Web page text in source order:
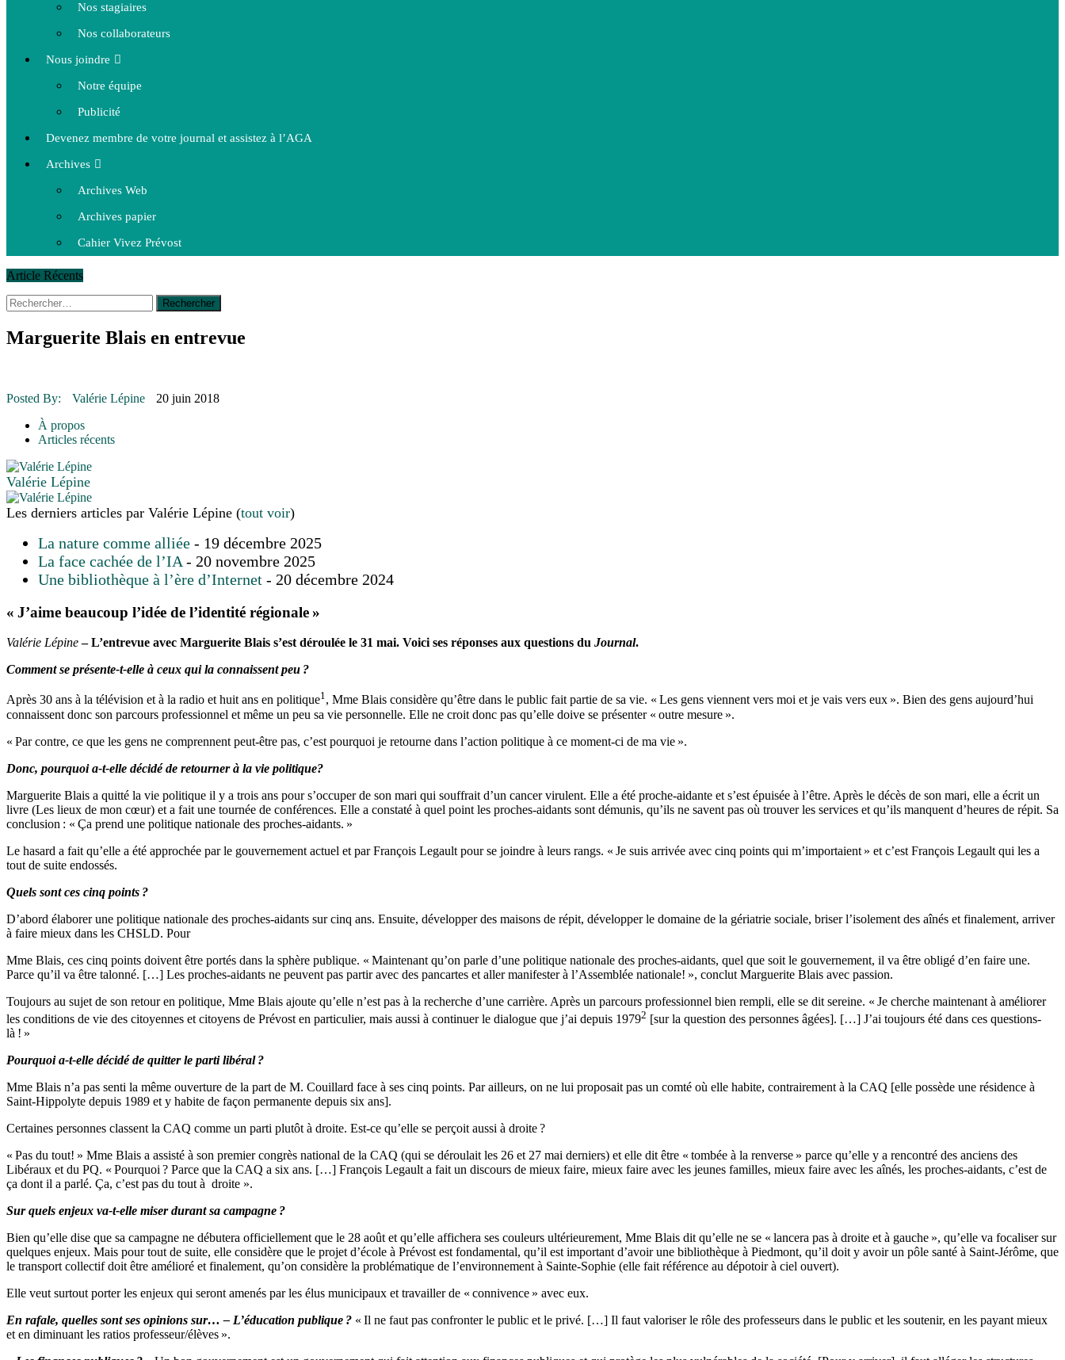
Nos stagiaires
Nos collaborateurs
Nous joindre
Notre équipe
Publicité
Devenez membre de votre journal et assistez à l’AGA
Archives
Archives Web
Archives papier
Cahier Vivez Prévost
Article Récents
16 juillet 2026
CULTURE
16 juillet 2026 | ENVIRONNEMENT
16 juillet 2026 | COMMUNAUTAIRE
30 juin 2015 | Fantaisie et créativité en mode jeunesse
16 juillet 2026
Rechercher :
Marguerite Blais en entrevue
Posted By: Valérie Lépine
20 juin 2018
À propos
Articles récents
Valérie Lépine
Les derniers articles par Valérie Lépine (tout voir)
La nature comme alliée - 19 décembre 2025
La face cachée de l’IA - 20 novembre 2025
Une bibliothèque à l’ère d’Internet - 20 décembre 2024
« J’aime beaucoup l’idée de l’identité régionale »
Valérie Lépine– L’entrevue avec Marguerite Blais s’est déroulée le 31 mai. Voici ses réponses aux questions du Journal.
Comment se présente-t-elle à ceux qui la connaissent peu ?
Après 30 ans à la télévision et à la radio et huit ans en politique1, Mme Blais considère qu’être dans le public fait partie de sa vie. « Les gens viennent vers moi et je vais vers eux ». Bien des gens aujourd’hui
connaissent donc son parcours professionnel et même un peu sa vie personnelle. Elle ne croit donc pas qu’elle doive se présenter « outre mesure ».
« Par contre, ce que les gens ne comprennent peut-être pas, c’est pourquoi je retourne dans l’action politique à ce moment-ci de ma vie ».
Donc, pourquoi a-t-elle décidé de retourner à la vie politique?
Marguerite Blais a quitté la vie politique il y a trois ans pour s’occuper de son mari qui souffrait d’un cancer virulent. Elle a été proche-aidante et s’est épuisée à l’être. Après le décès de son mari, elle a écrit un
livre (Les lieux de mon cœur) et a fait une tournée de conférences. Elle a constaté à quel point les proches-aidants sont démunis, qu’ils ne savent pas où trouver les services et qu’ils manquent d’heures de répit. Sa
conclusion : « Ça prend une politique nationale des proches-aidants. »
Le hasard a fait qu’elle a été approchée par le gouvernement actuel et par François Legault pour se joindre à leurs rangs. « Je suis arrivée avec cinq points qui m’importaient » et c’est François Legault qui les a
tout de suite endossés.
Quels sont ces cinq points ?
D’abord élaborer une politique nationale des proches-aidants sur cinq ans. Ensuite, développer des maisons de répit, développer le domaine de la gériatrie sociale, briser l’isolement des aînés et finalement, arriver
à faire mieux dans les CHSLD. Pour
Mme Blais, ces cinq points doivent être portés dans la sphère publique. « Maintenant qu’on parle d’une politique nationale des proches-aidants, quel que soit le gouvernement, il va être obligé d’en faire une.
Parce qu’il va être talonné. […] Les proches-aidants ne peuvent pas partir avec des pancartes et aller manifester à l’Assemblée nationale! », conclut Marguerite Blais avec passion.
Toujours au sujet de son retour en politique, Mme Blais ajoute qu’elle n’est pas à la recherche d’une carrière. Après un parcours professionnel bien rempli, elle se dit sereine. « Je cherche maintenant à améliorer
les conditions de vie des citoyennes et citoyens de Prévost en particulier, mais aussi à continuer le dialogue que j’ai depuis 19792 [sur la question des personnes âgées]. […] J’ai toujours été dans ces questions-
là ! »
Pourquoi a-t-elle décidé de quitter le parti libéral?
Mme Blais n’a pas senti la même ouverture de la part de M. Couillard face à ses cinq points. Par ailleurs, on ne lui proposait pas un comté où elle habite, contrairement à la CAQ [elle possède une résidence à
Saint-Hippolyte depuis 1989 et y habite de façon permanente depuis six ans].
Certaines personnes classent la CAQ comme un parti plutôt à droite. Est-ce qu’elle se perçoit aussi à droite ?
« Pas du tout! » Mme Blais a assisté à son premier congrès national de la CAQ (qui se déroulait les 26 et 27 mai derniers) et elle dit être « tombée à la renverse » parce qu’elle y a rencontré des anciens des
Libéraux et du PQ. « Pourquoi ? Parce que la CAQ a six ans. […] François Legault a fait un discours de mieux faire, mieux faire avec les jeunes familles, mieux faire avec les aînés, les proches-aidants, c’est de
ça dont il a parlé. Ça, c’est pas du tout à droite ».
Sur quels enjeux va-t-elle miser durant sa campagne ?
Bien qu’elle dise que sa campagne ne débutera officiellement que le 28 août et qu’elle affichera ses couleurs ultérieurement, Mme Blais dit qu’elle ne se « lancera pas à droite et à gauche », qu’elle va focaliser sur
quelques enjeux. Mais pour tout de suite, elle considère que le projet d’école à Prévost est fondamental, qu’il est important d’avoir une bibliothèque à Piedmont, qu’il doit y avoir un pôle santé à Saint-Jérôme, que
le transport collectif doit être amélioré et finalement, qu’on considère la problématique de l’environnement à Sainte-Sophie (elle fait référence au dépotoir à ciel ouvert).
Elle veut surtout porter les enjeux qui seront amenés par les élus municipaux et travailler de « connivence » avec eux.
En rafale, quelles sont ses opinions sur… – L’éducation publique ? « Il ne faut pas confronter le public et le privé. […] Il faut valoriser le rôle des professeurs dans le public et les soutenir, en les payant mieux
et en diminuant les ratios professeur/élèves ».